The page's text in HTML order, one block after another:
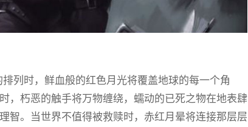
列时，鲜血般的红色月光将覆盖地球的每一个角
，朽恶的触手将万物缠绕，蠕动的已死之物在地表肆
智。当世界不值得被救赎时，赤红月晕将连接那层层